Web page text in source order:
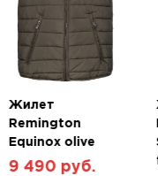
растительности
весенний периоды.
Температурный
Жилет
Remington
Equinox olive
9 490 руб.